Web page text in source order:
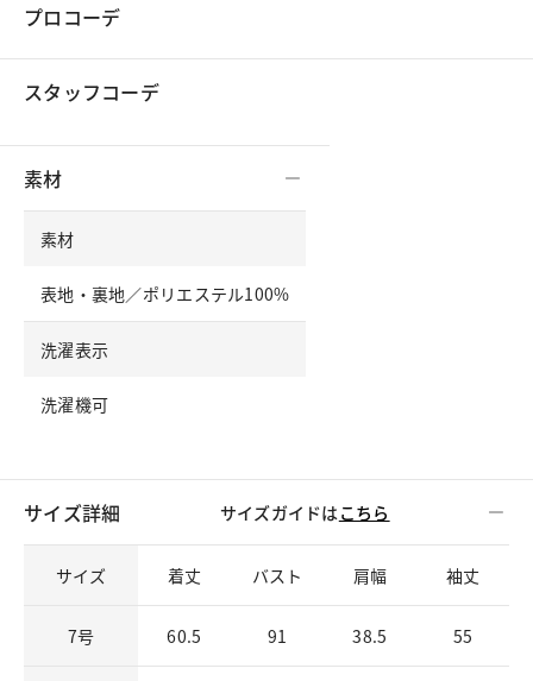
プロコーデ
スタッフコーデ
素材
素材
表地・裏地／ポリエステル100%
洗濯表示
洗濯機可
サイズ詳細 サイズガイドは こちら
サイズ 着丈 バスト 肩幅 袖丈
7号 60.5 91 38.5 55